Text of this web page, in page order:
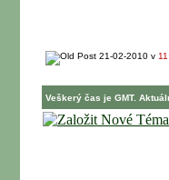
21-02-2010 v
Veškerý čas je GMT.